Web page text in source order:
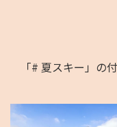
「# 夏スキー」の